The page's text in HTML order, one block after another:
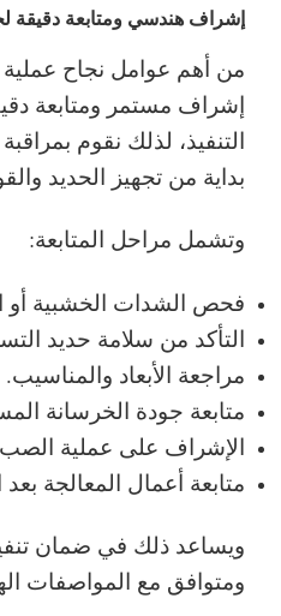
إشراف هندسي ومتابعة دقيقة
من أهم عوامل نجاح عملية
إشراف مستمر ومتابعة
التنفيذ، لذلك نقوم
بداية من تجهيز الحديد
وتشمل مراحل المتابعة:
فحص الشدات الخشبية أو
التأكد من سلامة حديد
مراجعة الأبعاد والمناسيب.
متابعة جودة الخرسانة
الإشراف على عملية
متابعة أعمال المعالجة
ويساعد ذلك في ضمان
ومتوافق مع المواصفات